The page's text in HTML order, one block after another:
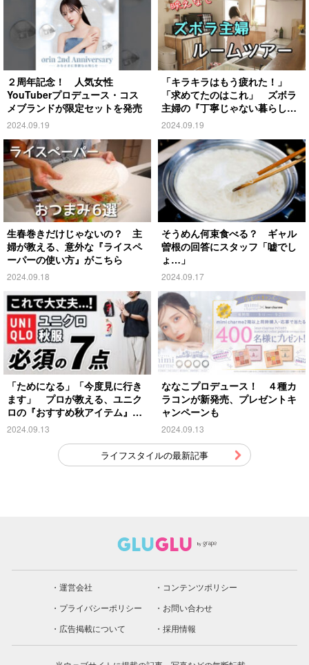
２周年記念！ 人気女性
YouTuberプロデュース・コス
メブランドが限定セットを発売
2024.09.19
「キラキラはもう疲れた！」
「求めてたのはこれ」 ズボラ
主婦の『丁寧じゃない暮らし』
がこちら
2024.09.19
生春巻きだけじゃないの？ 主
婦が教える、意外な『ライスペ
ーパーの使い方』がこちら
2024.09.18
そうめん何束食べる？ ギャル
曽根の回答にスタッフ「嘘でし
ょ…」
2024.09.17
「ためになる」「今度見に行き
ます」 プロが教える、ユニク
ロの『おすすめ秋アイテム』が
こちら
2024.09.13
ななこプロデュース！ ４種カ
ラコンが新発売、プレゼントキ
ャンペーンも
2024.09.13
ライフスタイルの最新記事
運営会社
コンテンツポリシー
プライバシーポリシー
お問い合わせ
広告掲載について
採用情報